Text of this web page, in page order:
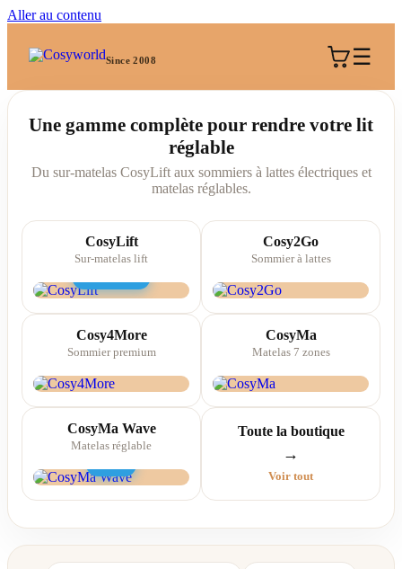
Aller au contenu
Since 2008 ☰
Une gamme complète pour rendre votre lit
réglable
Du sur-matelas CosyLift aux sommiers à lattes électriques et
matelas réglables.
CosyLift
Sur-matelas lift
Cosy2Go
Sommier à lattes
Cosy4More
Sommier premium
CosyMa
Matelas 7 zones
CosyMa Wave
Matelas réglable
Toute la boutique
→
Voir tout